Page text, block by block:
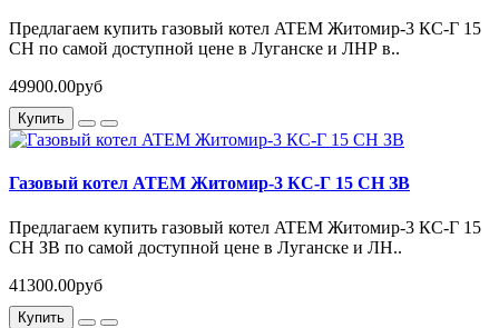
Предлагаем купить газовый котел ATEM Житомир-3 КС-Г 15
СН по самой доступной цене в Луганске и ЛНР в..
49900.00руб
Купить
Газовый котел ATEM Житомир-3 КС-Г 15 СН ЗВ
Предлагаем купить газовый котел ATEM Житомир-3 КС-Г 15
СН ЗВ по самой доступной цене в Луганске и ЛН..
41300.00руб
Купить